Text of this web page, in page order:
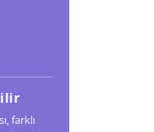
farklı